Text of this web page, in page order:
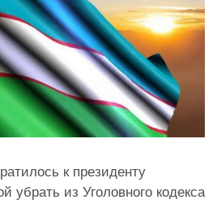
к президенту
убрать из Уголовного кодекса